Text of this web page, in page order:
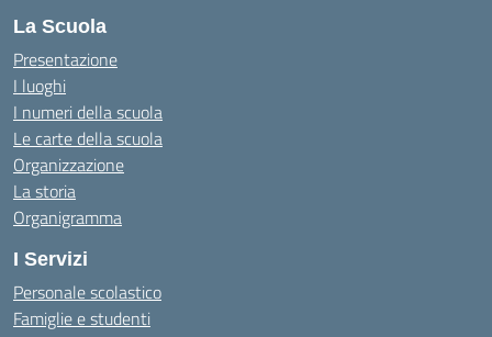
La Scuola
Presentazione
I luoghi
I numeri della scuola
Le carte della scuola
Organizzazione
La storia
Organigramma
I Servizi
Personale scolastico
Famiglie e studenti